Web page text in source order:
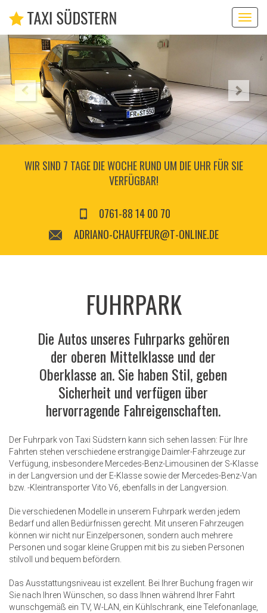
WIR SIND 7 TAGE DIE WOCHE RUND UM DIE UHR FÜR SIE
VERFÜGBAR!
0761-88 14 00 70
ADRIANO-CHAUFFEUR@T-ONLINE.DE
FUHRPARK
Die Autos unseres Fuhrparks gehören
der oberen Mittelklasse und der
Oberklasse an. Sie haben Stil, geben
Sicherheit und verfügen über
hervorragende Fahreigenschaften.
Der Fuhrpark von Taxi Südstern kann sich sehen lassen: Für Ihre
Fahrten stehen verschiedene erstrangige Daimler-Fahrzeuge zur
Verfügung, insbesondere Mercedes-Benz-Limousinen der S-Klasse
in der Langversion und der E-Klasse sowie der Mercedes-Benz-Van
bzw. -Kleintransporter Vito V6, ebenfalls in der Langversion.
Die verschiedenen Modelle in unserem Fuhrpark werden jedem
Bedarf und allen Bedürfnissen gerecht. Mit unseren Fahrzeugen
können wir nicht nur Einzelpersonen, sondern auch mehrere
Personen und sogar kleine Gruppen mit bis zu sieben Personen
stilvoll und bequem befördern.
Das Ausstattungsniveau ist exzellent. Bei Ihrer Buchung fragen wir
Sie nach Ihren Wünschen, so dass Ihnen während Ihrer Fahrt
wunschgemäß ein TV, W-LAN, ein Kühlschrank, eine Telefonanlage,